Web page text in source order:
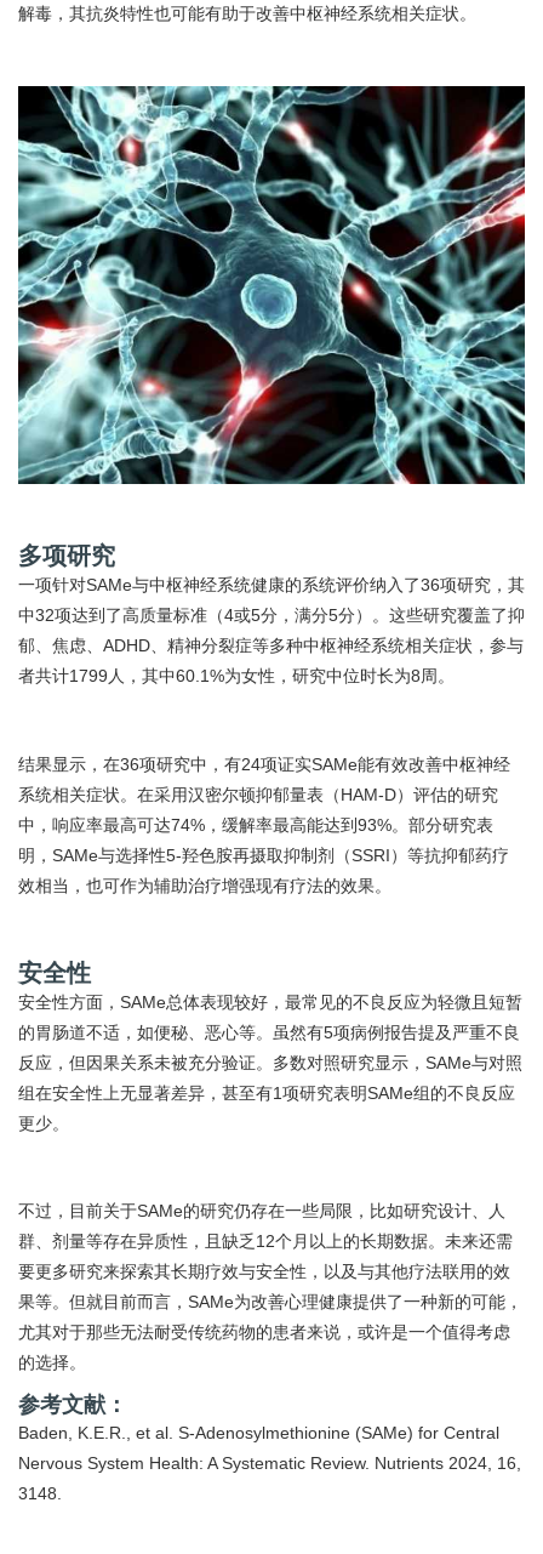
解毒，其抗炎特性也可能有助于改善中枢神经系统相关症状。
多项研究
一项针对SAMe与中枢神经系统健康的系统评价纳入了36项研究，其
中32项达到了高质量标准（4或5分，满分5分）。这些研究覆盖了抑
郁、焦虑、ADHD、精神分裂症等多种中枢神经系统相关症状，参与
者共计1799人，其中60.1%为女性，研究中位时长为8周。
结果显示，在36项研究中，有24项证实SAMe能有效改善中枢神经
系统相关症状。在采用汉密尔顿抑郁量表（HAM-D）评估的研究
中，响应率最高可达74%，缓解率最高能达到93%。部分研究表
明，SAMe与选择性5-羟色胺再摄取抑制剂（SSRI）等抗抑郁药疗
效相当，也可作为辅助治疗增强现有疗法的效果。
安全性
安全性方面，SAMe总体表现较好，最常见的不良反应为轻微且短暂
的胃肠道不适，如便秘、恶心等。虽然有5项病例报告提及严重不良
反应，但因果关系未被充分验证。多数对照研究显示，SAMe与对照
组在安全性上无显著差异，甚至有1项研究表明SAMe组的不良反应
更少。
不过，目前关于SAMe的研究仍存在一些局限，比如研究设计、人
群、剂量等存在异质性，且缺乏12个月以上的长期数据。未来还需
要更多研究来探索其长期疗效与安全性，以及与其他疗法联用的效
果等。但就目前而言，SAMe为改善心理健康提供了一种新的可能，
尤其对于那些无法耐受传统药物的患者来说，或许是一个值得考虑
的选择。
参考文献：
Baden, K.E.R., et al. S-Adenosylmethionine (SAMe) for Central
Nervous System Health: A Systematic Review. Nutrients 2024, 16,
3148.